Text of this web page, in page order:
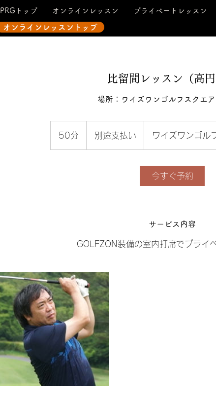
オンラインレッスントップ
PRGトップ オンラインレッスン プライベートレッスン
比留間レッスン（高円
場所：ワイズワンゴルフスクエ
50分
0
別途支払い ワイズワンゴル
今すぐ予約
サービス内容
GOLFZON装備の室内打席でプライ